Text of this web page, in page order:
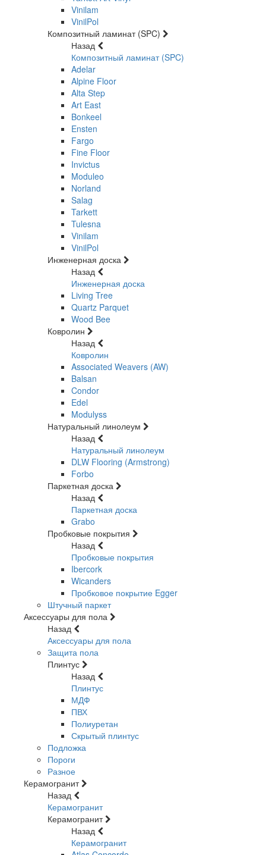
Vinilam
VinilPol
Композитный ламинат (SPC)
Назад
Композитный ламинат (SPC)
Adelar
Alpine Floor
Alta Step
Art East
Bonkeel
Ensten
Fargo
Fine Floor
Invictus
Moduleo
Norland
Salag
Tarkett
Tulesna
Vinilam
VinilPol
Инженерная доска
Назад
Инженерная доска
Living Tree
Quartz Parquet
Wood Bee
Ковролин
Назад
Ковролин
Associated Weavers (AW)
Balsan
Condor
Edel
Modulyss
Натуральный линолеум
Назад
Натуральный линолеум
DLW Flooring (Armstrong)
Forbo
Паркетная доска
Назад
Паркетная доска
Grabo
Пробковые покрытия
Назад
Пробковые покрытия
Ibercork
Wicanders
Пробковое покрытие Egger
Штучный паркет
Аксессуары для пола
Назад
Аксессуары для пола
Защита пола
Плинтус
Назад
Плинтус
МДФ
ПВХ
Полиуретан
Скрытый плинтус
Подложка
Пороги
Разное
Керамогранит
Назад
Керамогранит
Керамогранит
Назад
Керамогранит